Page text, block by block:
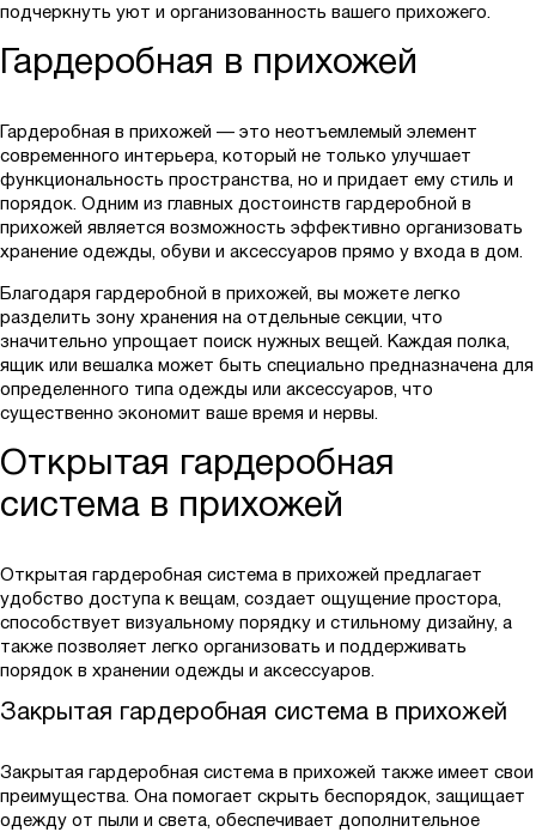
подчеркнуть уют и организованность вашего прихожего.
Гардеробная в прихожей
Гардеробная в прихожей — это неотъемлемый элемент
современного интерьера, который не только улучшает
функциональность пространства, но и придает ему стиль и
порядок. Одним из главных достоинств гардеробной в
прихожей является возможность эффективно организовать
хранение одежды, обуви и аксессуаров прямо у входа в дом.
Благодаря гардеробной в прихожей, вы можете легко
разделить зону хранения на отдельные секции, что
значительно упрощает поиск нужных вещей. Каждая полка,
ящик или вешалка может быть специально предназначена для
определенного типа одежды или аксессуаров, что
существенно экономит ваше время и нервы.
Открытая гардеробная
система в прихожей
Открытая гардеробная система в прихожей предлагает
удобство доступа к вещам, создает ощущение простора,
способствует визуальному порядку и стильному дизайну, а
также позволяет легко организовать и поддерживать
порядок в хранении одежды и аксессуаров.
Закрытая гардеробная система в прихожей
Закрытая гардеробная система в прихожей также имеет свои
преимущества. Она помогает скрыть беспорядок, защищает
одежду от пыли и света, обеспечивает дополнительное